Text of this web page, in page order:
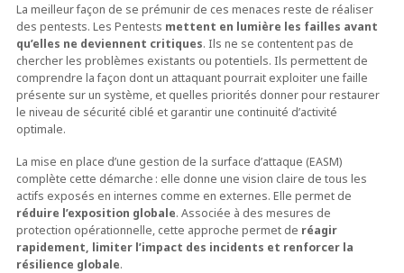
La meilleur façon de se prémunir de ces menaces reste de réaliser
des pentests. Les Pentests mettent en lumière les failles avant
qu’elles ne deviennent critiques. Ils ne se contentent pas de
chercher les problèmes existants ou potentiels. Ils permettent de
comprendre la façon dont un attaquant pourrait exploiter une faille
présente sur un système, et quelles priorités donner pour restaurer
le niveau de sécurité ciblé et garantir une continuité d’activité
optimale.
La mise en place d’une gestion de la surface d’attaque (EASM)
complète cette démarche : elle donne une vision claire de tous les
actifs exposés en internes comme en externes. Elle permet de
réduire l’exposition globale. Associée à des mesures de
protection opérationnelle, cette approche permet de réagir
rapidement, limiter l’impact des incidents et renforcer la
résilience globale.